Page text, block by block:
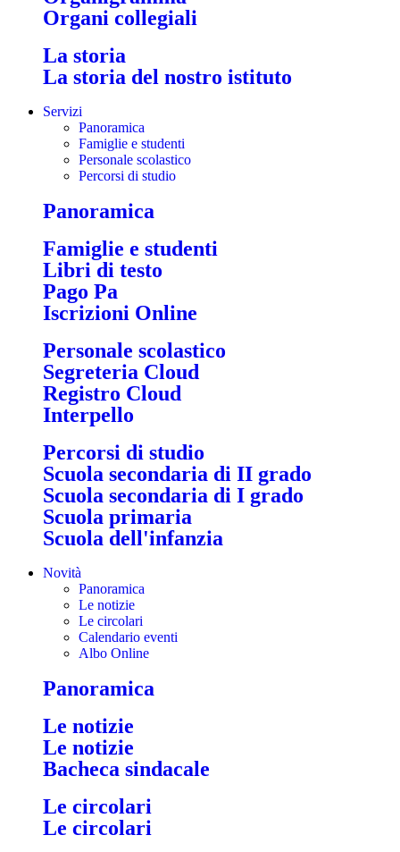
Organi collegiali
La storia
La storia del nostro istituto
Servizi
Panoramica
Famiglie e studenti
Personale scolastico
Percorsi di studio
Panoramica
Famiglie e studenti
Libri di testo
Pago Pa
Iscrizioni Online
Personale scolastico
Segreteria Cloud
Registro Cloud
Interpello
Percorsi di studio
Scuola secondaria di II grado
Scuola secondaria di I grado
Scuola primaria
Scuola dell'infanzia
Novità
Panoramica
Le notizie
Le circolari
Calendario eventi
Albo Online
Panoramica
Le notizie
Le notizie
Bacheca sindacale
Le circolari
Le circolari